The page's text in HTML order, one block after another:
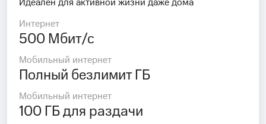
Идеален для активной жизни даже дома
Интернет
500 Мбит/с
Мобильный интернет
Полный безлимит ГБ
Мобильный интернет
100 ГБ для раздачи